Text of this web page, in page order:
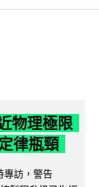
物理極限
律瓶頸
專訪，警告